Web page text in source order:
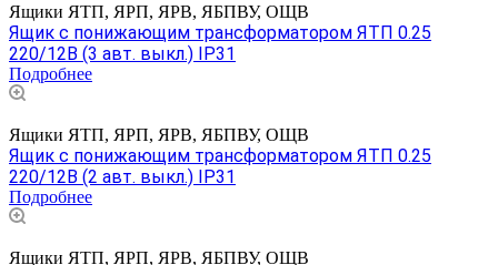
Ящики ЯТП, ЯРП, ЯРВ, ЯБПВУ, ОЩВ
Ящик с понижающим трансформатором ЯТП 0.25
220/12В (3 авт. выкл.) IP31
Подробнее
Ящики ЯТП, ЯРП, ЯРВ, ЯБПВУ, ОЩВ
Ящик с понижающим трансформатором ЯТП 0.25
220/12В (2 авт. выкл.) IP31
Подробнее
Ящики ЯТП, ЯРП, ЯРВ, ЯБПВУ, ОЩВ